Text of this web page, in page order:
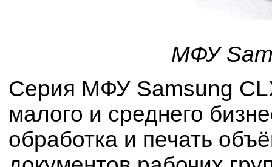
МФУ
Серия МФУ Samsung
малого и среднего
обработка и печать